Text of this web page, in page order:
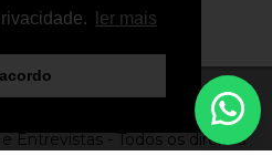
ler mais
- Atletas, Equipas,
Entrevistas - Todos os direitos